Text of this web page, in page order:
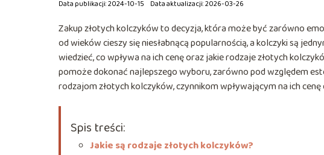
Data publikacji: 2024-10-15 Data aktualizacji: 2026-03-26
Zakup złotych kolczyków to decyzja, która może być zarówno
od wieków cieszy się niesłabnącą popularnością, a kolczyki są
wiedzieć, co wpływa na ich cenę oraz jakie rodzaje złotych
pomoże dokonać najlepszego wyboru, zarówno pod względem
rodzajom złotych kolczyków, czynnikom wpływającym na ich
Spis treści:
Jakie są rodzaje złotych kolczyków?